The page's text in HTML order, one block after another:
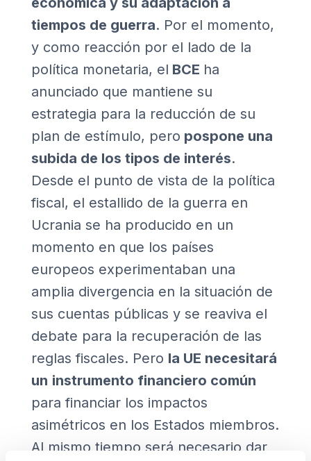
tiempos de guerra. Por el momento,
y como reacción por el lado de la
política monetaria, el BCE ha
anunciado que mantiene su
estrategia para la reducción de su
plan de estímulo, pero pospone una
subida de los tipos de interés.
Desde el punto de vista de la política
fiscal, el estallido de la guerra en
Ucrania se ha producido en un
momento en que los países
europeos experimentaban una
amplia divergencia en la situación de
sus cuentas públicas y se reaviva el
debate para la recuperación de las
reglas fiscales. Pero la UE necesitará
un instrumento financiero común
para financiar los impactos
asimétricos en los Estados miembros.
Al mismo tiempo será necesario dar